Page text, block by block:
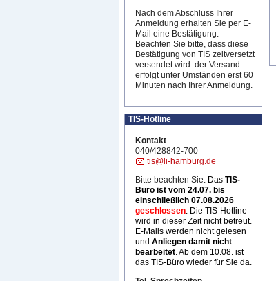
Nach dem Abschluss Ihrer
Anmeldung erhalten Sie per E-
Mail eine Bestätigung.
Beachten Sie bitte, dass diese
Bestätigung von TIS zeitversetzt
versendet wird: der Versand
erfolgt unter Umständen erst 60
Minuten nach Ihrer Anmeldung.
TIS-Hotline
Kontakt
040/428842-700
tis@li-hamburg.de
Bitte beachten Sie: Das TIS-
Büro ist vom 24.07. bis
einschließlich 07.08.2026
geschlossen. Die TIS-Hotline
wird in dieser Zeit nicht betreut.
E-Mails werden nicht gelesen
und Anliegen damit nicht
bearbeitet. Ab dem 10.08. ist
das TIS-Büro wieder für Sie da.